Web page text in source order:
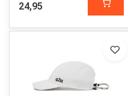
24,95